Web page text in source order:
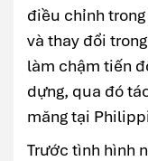
điều chỉnh
và thay đổi
làm chậm tiến
dựng, qua đó
măng tại
Trước tình hình